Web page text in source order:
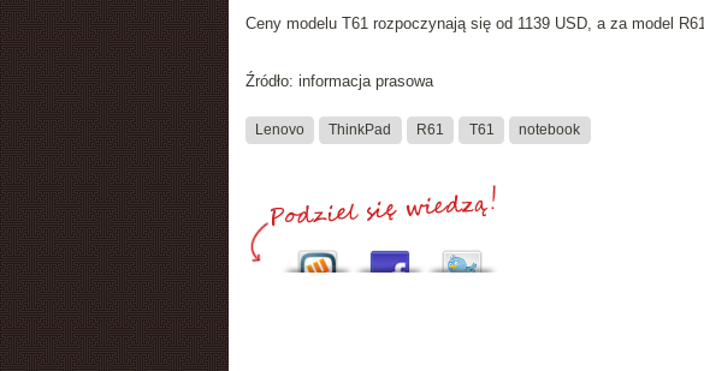
Ceny modelu T61 rozpoczynają się od 1139 USD, a za model
Źródło: informacja prasowa
Lenovo ThinkPad R61 T61 notebook